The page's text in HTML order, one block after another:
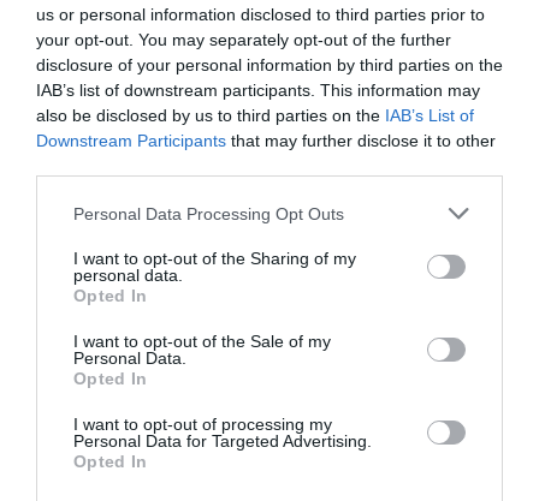
us or personal information disclosed to third parties prior to
your opt-out. You may separately opt-out of the further
disclosure of your personal information by third parties on the
IAB’s list of downstream participants. This information may
also be disclosed by us to third parties on the IAB’s List of
Downstream Participants that may further disclose it to other
Please note that this website/app uses one or more Google
not limited to your visit or usage behaviour. You may click to
grant or deny consent to Google and its third-party tags to
use your data for below specified purposes in below Google
consent section.
Personal Data Processing Opt Outs
I want to opt-out of the Sharing of my
personal data.
Opted In
I want to opt-out of the Sale of my
Personal Data.
Opted In
I want to opt-out of processing my
Personal Data for Targeted Advertising.
Opted In
22.04.2024 | 20:08
Αιγαίο: Παράβαση του FIR Αθηνών από
τουρκικό αεροσκάφος
Η παράβαση του FIR Αθηνών σημειώθηκε την ώρα
που ήταν σε εξέλιξη στο Πεντάγωνο οι συνομιλίες